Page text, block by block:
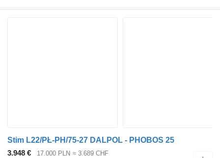
Stim L22/PŁ-PH/75-27 DALPOL - PHOBOS 25
3.948 €
17.000 PLN ≈ 3.689 CHF